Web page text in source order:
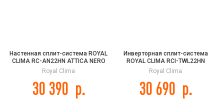
Настенная сплит-система ROYAL
CLIMA RC-AN22HN ATTICA NERO
Royal Clima
30 390 р.
Инверторная сплит-система
ROYAL CLIMA RCI-TWL22HN
TRIUMPH LITE Inverter
Royal Clima
30 690 р.